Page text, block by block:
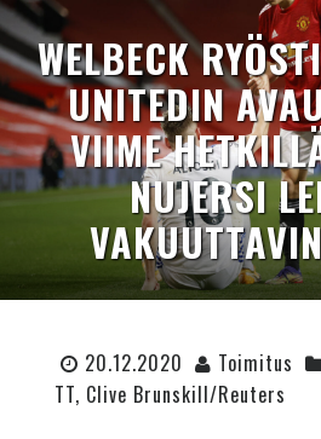
WELBECK
UNITEDIN
VIIME
NUJERSI
20.12.2020 Toimitus
TT, Clive Brunskill/Reuters